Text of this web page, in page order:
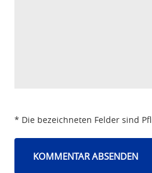
* Die bezeichneten Felder sind